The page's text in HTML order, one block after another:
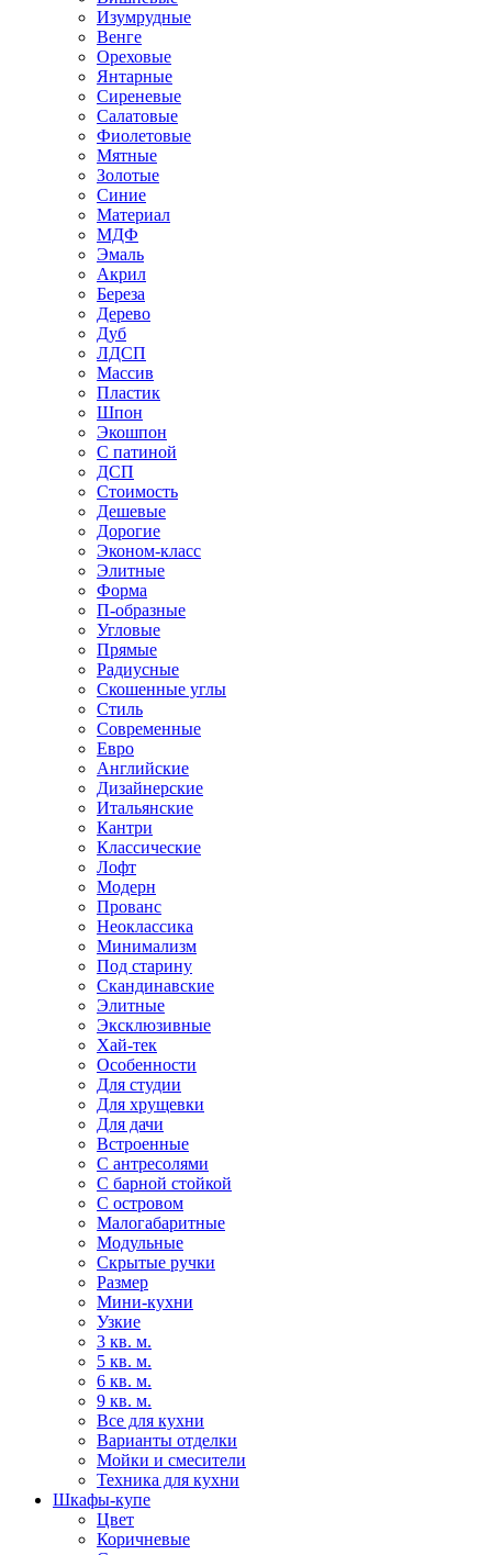
Изумрудные
Венге
Ореховые
Янтарные
Сиреневые
Салатовые
Фиолетовые
Мятные
Золотые
Синие
Материал
МДФ
Эмаль
Акрил
Береза
Дерево
Дуб
ЛДСП
Массив
Пластик
Шпон
Экошпон
С патиной
ДСП
Стоимость
Дешевые
Дорогие
Эконом-класс
Элитные
Форма
П-образные
Угловые
Прямые
Радиусные
Скошенные углы
Стиль
Современные
Евро
Английские
Дизайнерские
Итальянские
Кантри
Классические
Лофт
Модерн
Прованс
Неоклассика
Минимализм
Под старину
Скандинавские
Элитные
Эксклюзивные
Хай-тек
Особенности
Для студии
Для хрущевки
Для дачи
Встроенные
С антресолями
С барной стойкой
С островом
Малогабаритные
Модульные
Скрытые ручки
Размер
Мини-кухни
Узкие
3 кв. м.
5 кв. м.
6 кв. м.
9 кв. м.
Все для кухни
Варианты отделки
Мойки и смесители
Техника для кухни
Шкафы-купе
Цвет
Коричневые